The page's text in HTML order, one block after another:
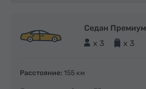
Седан Премиум
x 3
x 3
Расстояние: 155 км